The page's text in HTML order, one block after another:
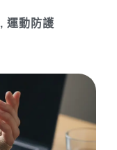
, 運動防護